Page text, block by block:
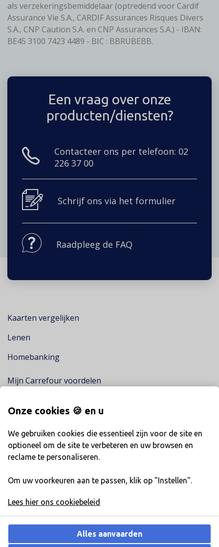
als verzekeringsbemiddelaar (optredend voor Cardif
Assurance Vie S.A., CARDIF Assurances Risques Divers
S.A., CNP Caution S.A. en CNP Assurances S.A.) - IBAN:
BE45 3100 7423 4489 - BIC : BBRUBEBB.
Een vraag over onze
producten/diensten?
Contacteer ons per telefoon: 02
226 37 00
Schrijf ons via het formulier
Raadpleeg de FAQ
Kaarten vergelijken
Lenen
Homebanking
Mijn Carrefour voordelen
Over Carrefour Finance
Klacht
Jobs
Fimaser nv, kredietgever, Quatuor, Boudewijnlaan 29/3B, 1000 Brussel -
Onze cookies 🍪 en u
We gebruiken cookies die essentieel zijn voor de site en
optioneel om de site te verbeteren en uw browsen en
reclame te personaliseren.
Om uw voorkeuren aan te passen, klik op "Instellen".
Lees hier ons cookiebeleid
Alles aanvaarden